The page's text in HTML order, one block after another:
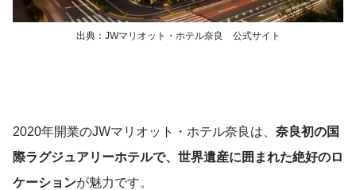
出典：JWマリオット・ホテル奈良 公式サイト
2020年開業のJWマリオット・ホテル奈良は、 奈良初の国
際ラグジュアリーホテルで、世界遺産に囲まれた絶好のロ
ケーションが魅力です。